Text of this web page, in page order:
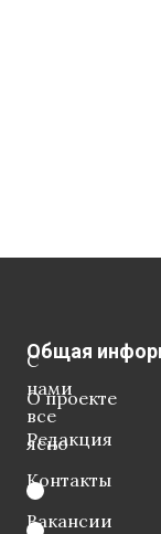
С
нами
все
ясно
Общая
О проекте
Редакция
Контакты
Вакансии